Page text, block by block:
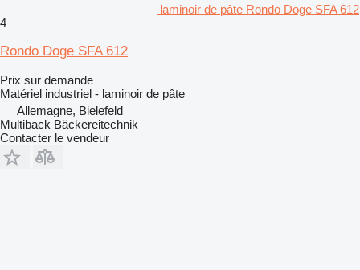
laminoir de pâte Rondo Doge SFA 612
4
Rondo Doge SFA 612
Prix sur demande
Matériel industriel - laminoir de pâte
Allemagne, Bielefeld
Multiback Bäckereitechnik
Contacter le vendeur